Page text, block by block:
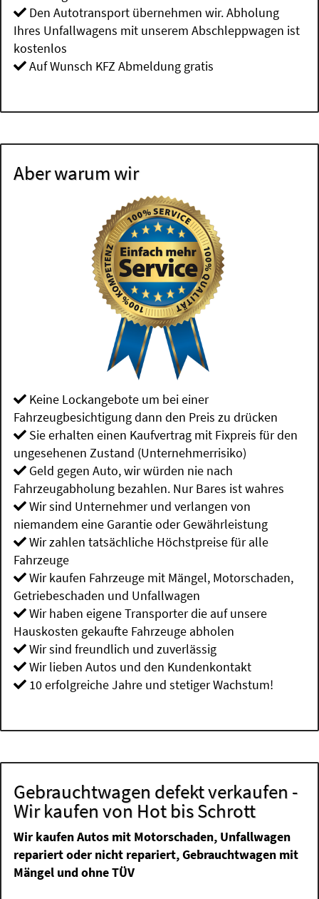
Den Autotransport übernehmen wir. Abholung
Ihres Unfallwagens mit unserem Abschleppwagen ist
kostenlos
Auf Wunsch KFZ Abmeldung gratis
Aber warum wir
Keine Lockangebote um bei einer
Fahrzeugbesichtigung dann den Preis zu drücken
Sie erhalten einen Kaufvertrag mit Fixpreis für den
ungesehenen Zustand (Unternehmerrisiko)
Geld gegen Auto, wir würden nie nach
Fahrzeugabholung bezahlen. Nur Bares ist wahres
Wir sind Unternehmer und verlangen von
niemandem eine Garantie oder Gewährleistung
Wir zahlen tatsächliche Höchstpreise für alle
Fahrzeuge
Wir kaufen Fahrzeuge mit Mängel, Motorschaden,
Getriebeschaden und Unfallwagen
Wir haben eigene Transporter die auf unsere
Hauskosten gekaufte Fahrzeuge abholen
Wir sind freundlich und zuverlässig
Wir lieben Autos und den Kundenkontakt
10 erfolgreiche Jahre und stetiger Wachstum!
Gebrauchtwagen defekt verkaufen -
Wir kaufen von Hot bis Schrott
Wir kaufen Autos mit Motorschaden, Unfallwagen
repariert oder nicht repariert, Gebrauchtwagen mit
Mängel und ohne TÜV